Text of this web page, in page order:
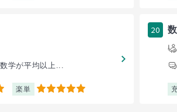
学が平均以上...
楽単 5
20